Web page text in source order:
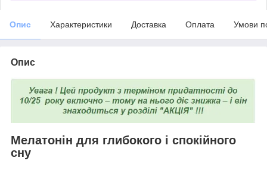
Опис Характеристики Доставка Оплата Умови
Опис
Мелатонін для глибокого і спокійного
сну